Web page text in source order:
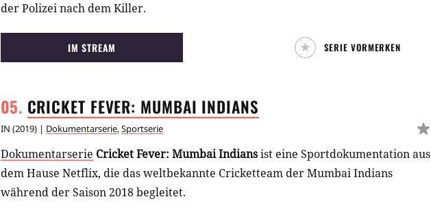
der Polizei nach dem Killer.
IM STREAM SERIE VORMERKEN
CRICKET FEVER: MUMBAI INDIANS
IN (2019) | Dokumentarserie,Sportserie
Dokumentarserie Cricket Fever: Mumbai Indiansist eine Sportdokumentation aus
dem Hause Netflix, die das weltbekannte Cricketteam der Mumbai Indians
während der Saison 2018 begleitet.